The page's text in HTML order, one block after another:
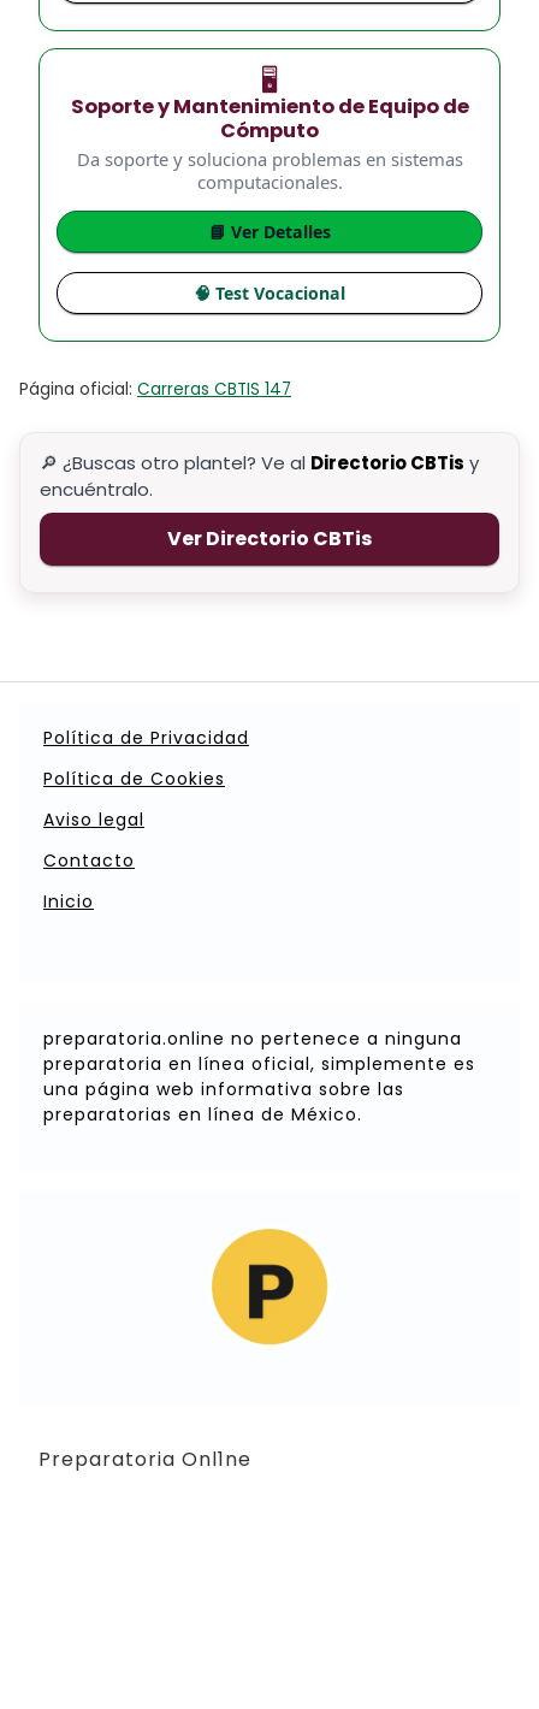
🖥️
Soporte y Mantenimiento de Equipo de
Cómputo
Da soporte y soluciona problemas en sistemas
computacionales.
📘 Ver Detalles
🧠 Test Vocacional
Página oficial: Carreras CBTIS 147
🔎 ¿Buscas otro plantel? Ve al Directorio CBTis y
encuéntralo.
Ver Directorio CBTis
Política de Privacidad
Política de Cookies
Aviso legal
Contacto
Inicio
preparatoria.online no pertenece a ninguna
preparatoria en línea oficial, simplemente es
una página web informativa sobre las
preparatorias en línea de México.
Preparatoria Onl1ne